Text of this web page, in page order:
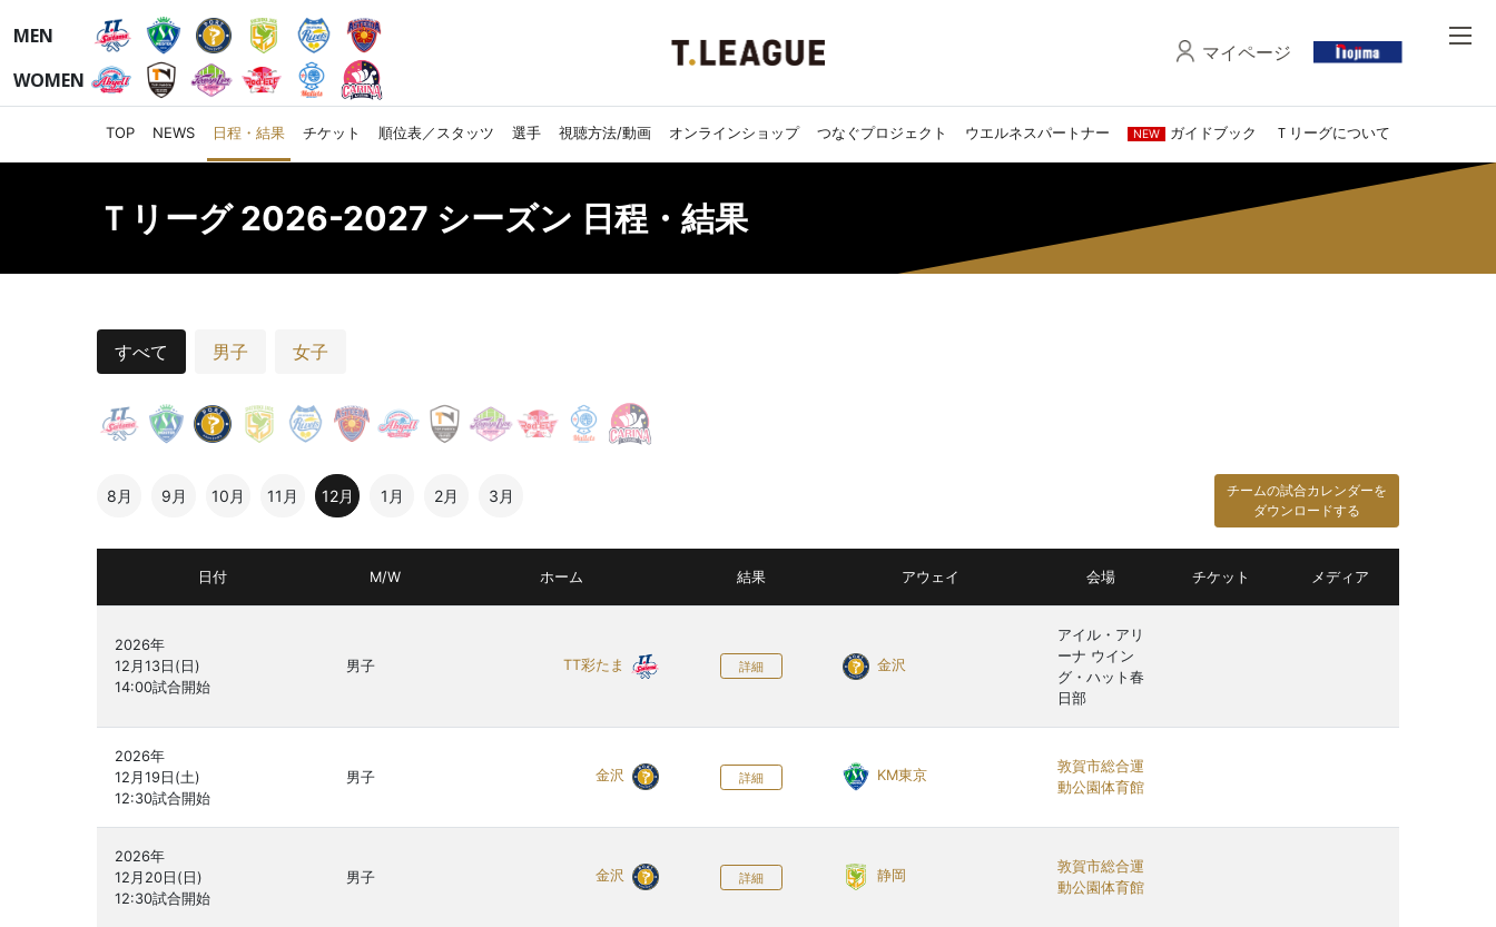
MEN
WOMEN
マイページ
TOP NEWS 日程・結果 チケット 順位表／スタッツ 選手 視聴方法/動画 オンラインショップ つなぐプロジェクト ウエルネスパートナー NEW ガイドブック Ｔリーグについて
Ｔリーグ 2026-2027 シーズン 日程・結果
すべて 男子 女子
8月 9月 10月 11月 12月 1月 2月 3月
チームの試合カレンダーを
ダウンロードする
日付 M/W ホーム 結果 アウェイ 会場 チケット メディア
2026年
12月13日(日)
男子 TT彩たま 詳細 金沢
アイル・アリ
ーナ ウイン
グ・ハット春
日部
2026年
12月19日(土)
男子 金沢 詳細 KM東京
敦賀市総合運
動公園体育館
2026年
12月20日(日)
男子 金沢 詳細 静岡
敦賀市総合運
動公園体育館